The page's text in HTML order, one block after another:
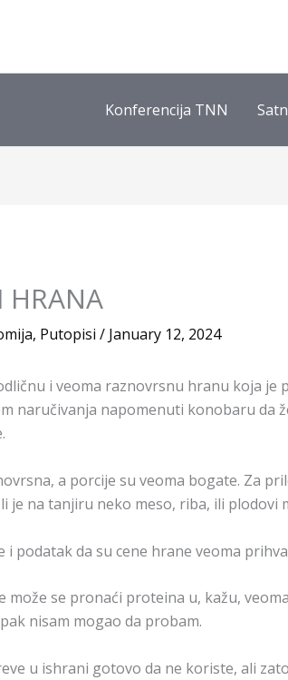
Konferencija TNN
HRANA
, Putopisi / January 12, 2024
i veoma raznovrsnu hranu koja je
naručivanja napomenuti konobaru da
a porcije su veoma bogate. Za
je na tanjiru neko meso, riba, ili plodovi
i podatak da su cene hrane veoma
može se pronaći proteina u, kažu,
nisam mogao da probam.
u ishrani gotovo da ne koriste, ali